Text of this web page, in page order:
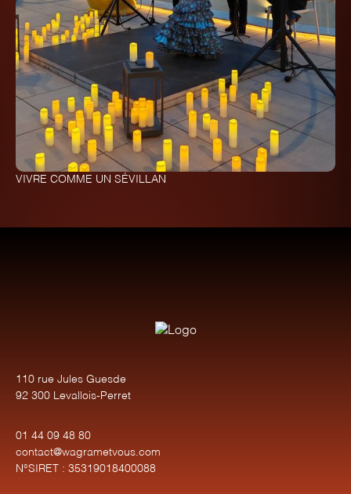
VIVRE COMME UN SÉVILLAN
110 rue Jules Guesde
92 300 Levallois-Perret
01 44 09 48 80
contact@wagrametvous.com
N°SIRET : 35319018400088